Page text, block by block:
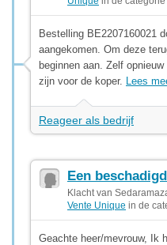
Bestelling BE2207160021
aangekomen. Om deze
beginnen aan. Zelf
zijn voor de koper. Lees
Reageer als bedrijf
Een
Klacht van
Vente Unique in de
Geachte heer/mevrouw, Ik